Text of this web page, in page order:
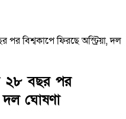
পর বিশ্বকাপে ফিরছে অস্ট্রিয়া, দল
২৮ বছর পর
দল ঘোষণা